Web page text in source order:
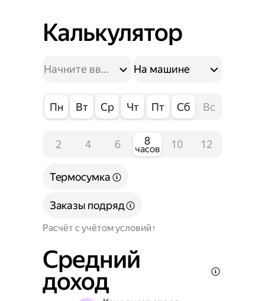
Калькулятор
На машине
Пн Вт Ср Чт Пт Сб Вс
2 4 6 8
часов 10 12
Расчёт с учётом условий
Термосумка
Заказы подряд
Средний
доход